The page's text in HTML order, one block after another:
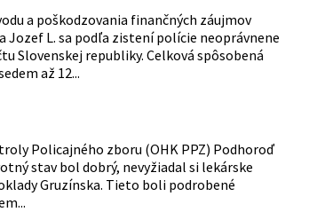
a poškodzovania finančných záujmov
Jozef L. sa podľa zistení polície neoprávnene
Slovenskej republiky. Celková spôsobená
až 12...
Policajného zboru (OHK PPZ) Podhoroď
stav bol dobrý, nevyžiadal si lekárske
Gruzínska. Tieto boli podrobené